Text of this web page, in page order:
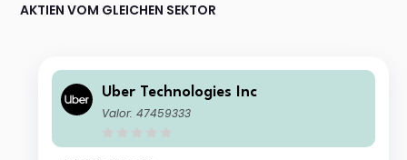
AKTIEN VOM GLEICHEN SEKTOR
Uber Technologies Inc
Valor: 47459333